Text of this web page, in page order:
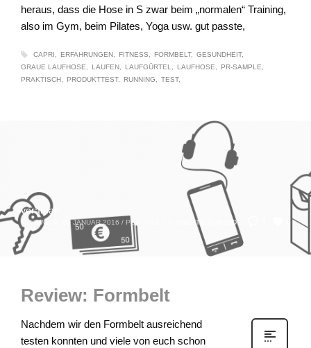
heraus, dass die Hose in S zwar beim „normalen“ Training,
also im Gym, beim Pilates, Yoga usw. gut passte,
CAPRI ERFAHRUNGEN FITNESS FORMBELT
GESUNDHEIT
GRAUE LAUFHOSE
LAUFEN LAUFGÜRTEL LAUFHOSE
PR-SAMPLE
PRAKTISCH
PRODUKTTEST RUNNING TEST
veramair
MITTWOCH, 20 JANUAR 2016 / PUBLISHED IN UNCATEGORIZED
Review: Formbelt
Nachdem wir den Formbelt ausreichend
testen konnten und viele von euch schon